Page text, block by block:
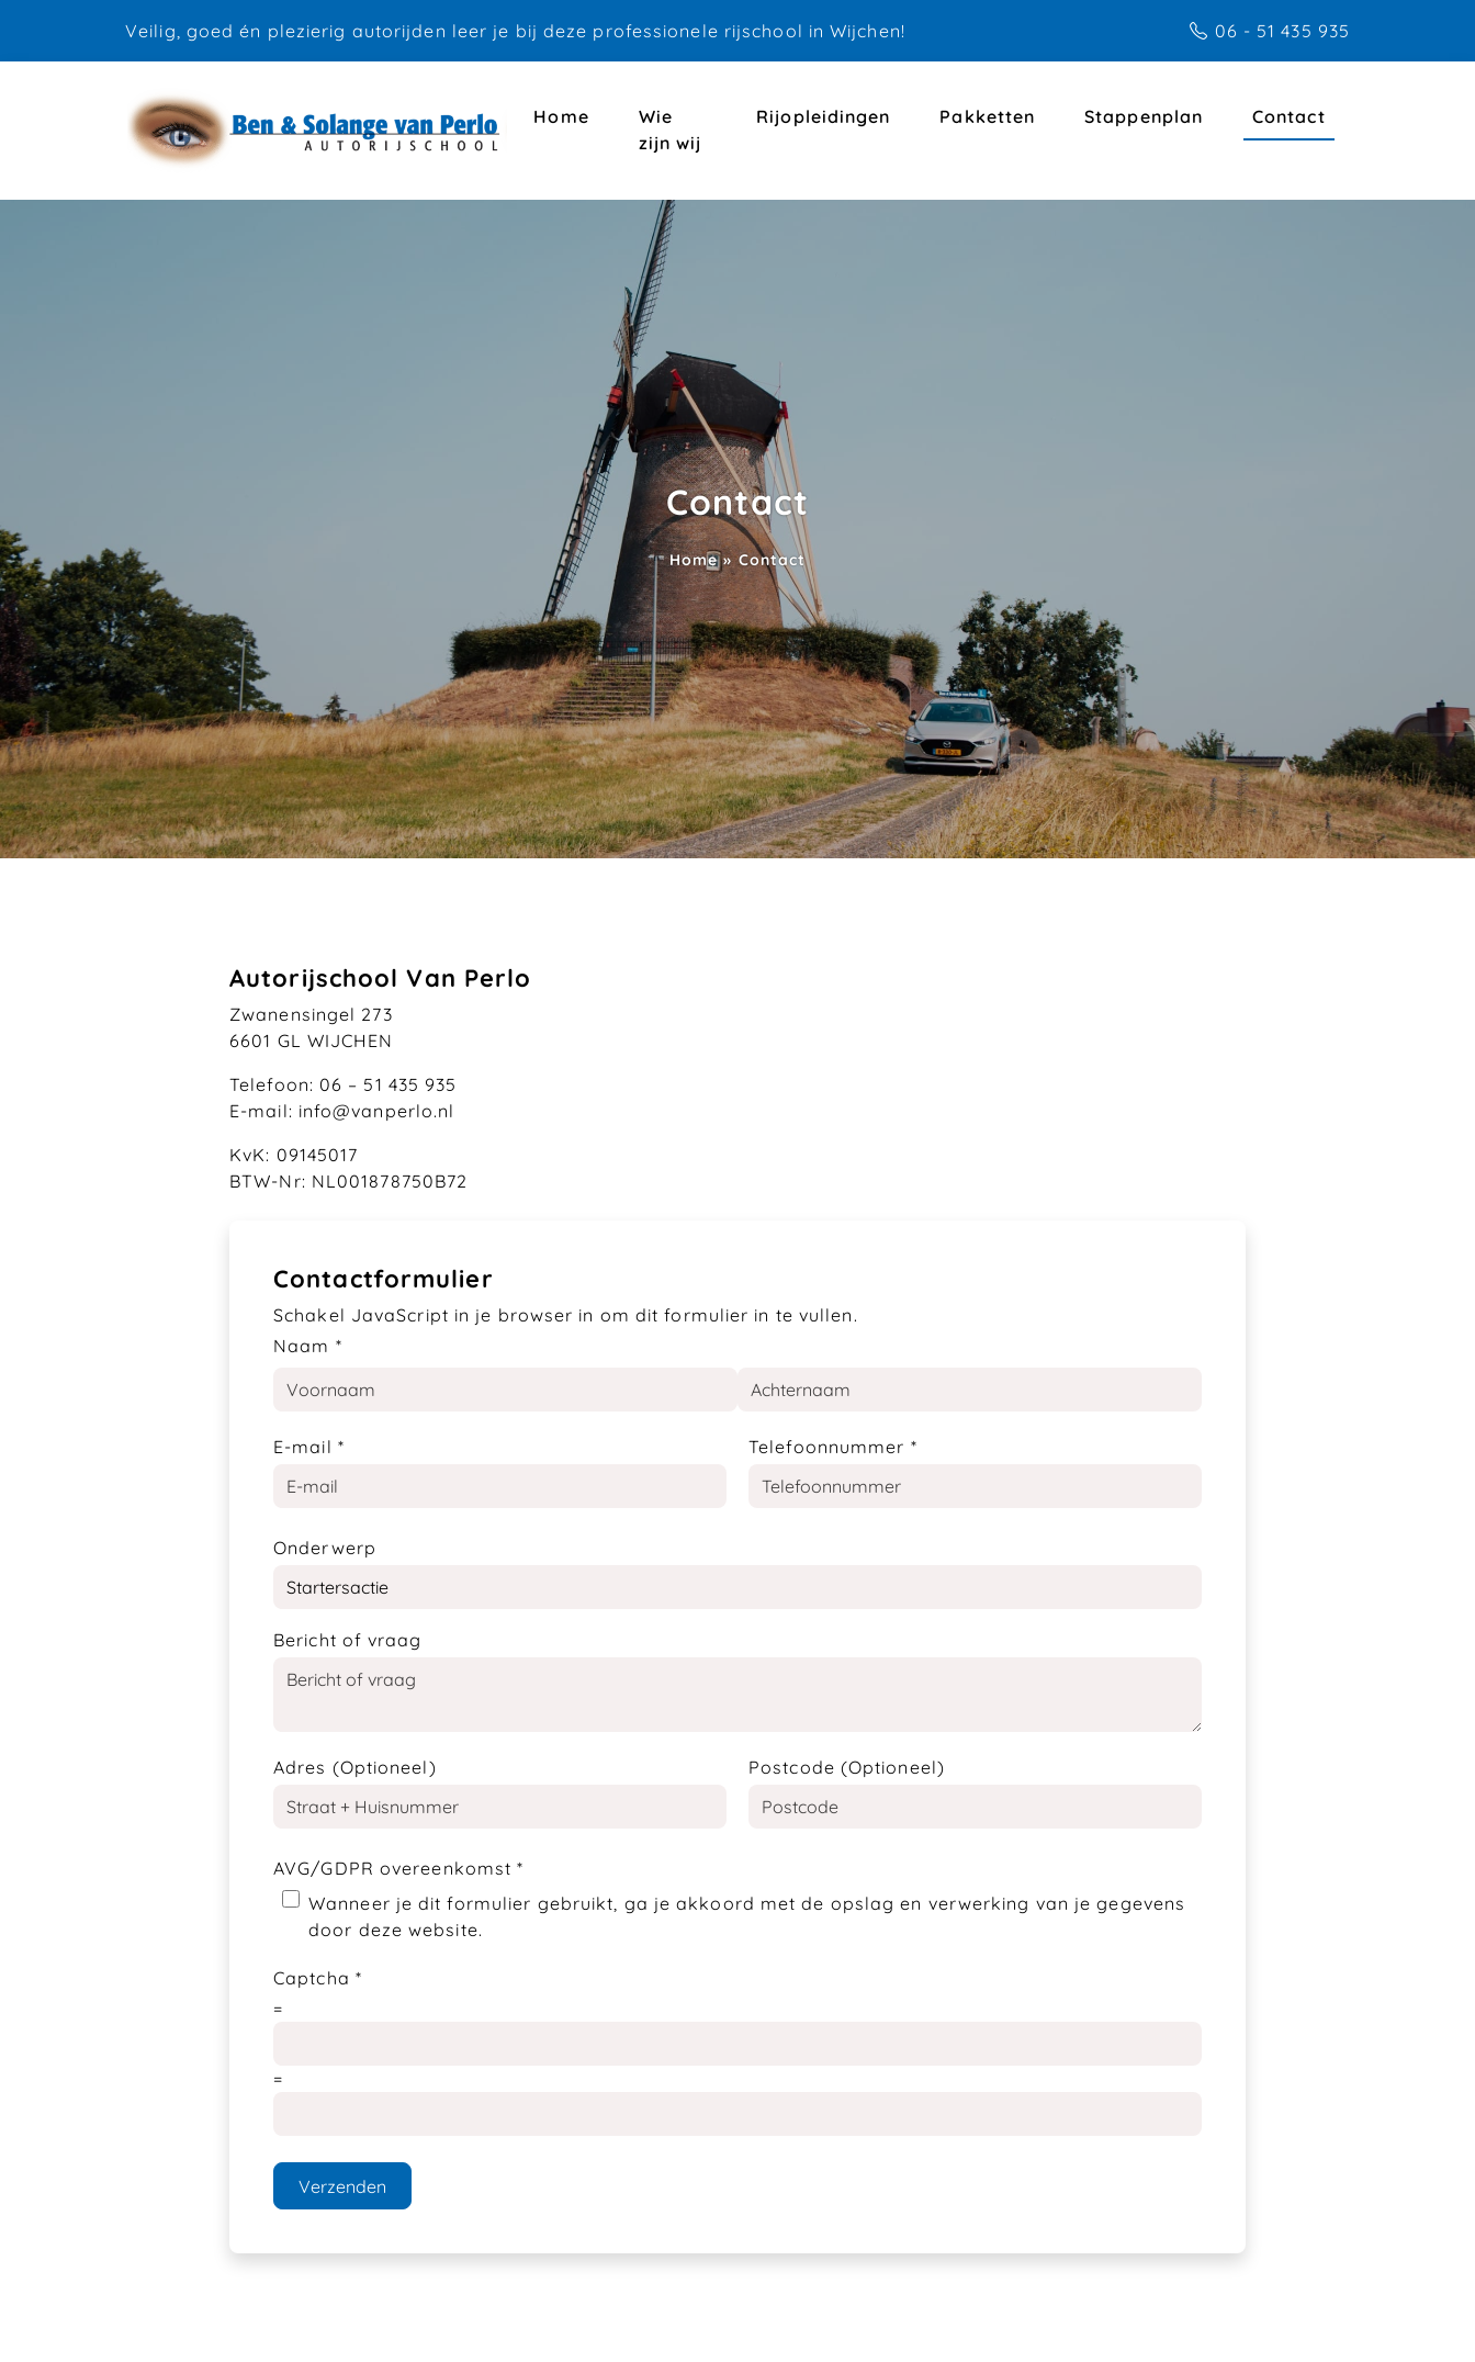
Veilig, goed én plezierig autorijden leer je bij deze professionele rijschool in Wijchen! 06 - 51 435 935
Home
Wie
zijn wij
Rijopleidingen Pakketten Stappenplan Contact
Contact
Home»Contact
Autorijschool Van Perlo
Zwanensingel 273
6601 GL WIJCHEN
Telefoon: 06 – 51 435 935
E-mail: info@vanperlo.nl
KvK: 09145017
BTW-Nr: NL001878750B72
Contactformulier
Schakel JavaScript in je browser in om dit formulier in te vullen.
Naam *
E-mail * Telefoonnummer *
Onderwerp
Bericht of vraag
Adres (Optioneel) Postcode (Optioneel)
AVG/GDPR overeenkomst*
Wanneer je dit formulier gebruikt, ga je akkoord met de opslag en verwerking van je gegevens
door deze website.
Captcha *
=
=
Verzenden